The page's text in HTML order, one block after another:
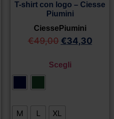
T-shirt con logo – Ciesse
Piumini
CiessePiumini
€49,00 €34,30
Scegli
M L XL